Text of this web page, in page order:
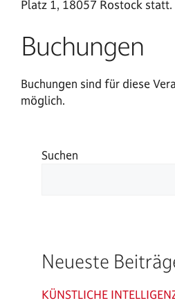
Platz 1, 18057 Rostock statt.
Buchungen
Buchungen sind für diese
möglich.
Suchen
Neueste
KÜNSTLICHE